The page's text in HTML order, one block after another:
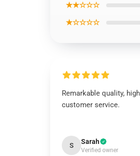
★★☆☆☆
★☆☆☆☆
Remarkable quality,
customer service.
S Sarah
Verified owner